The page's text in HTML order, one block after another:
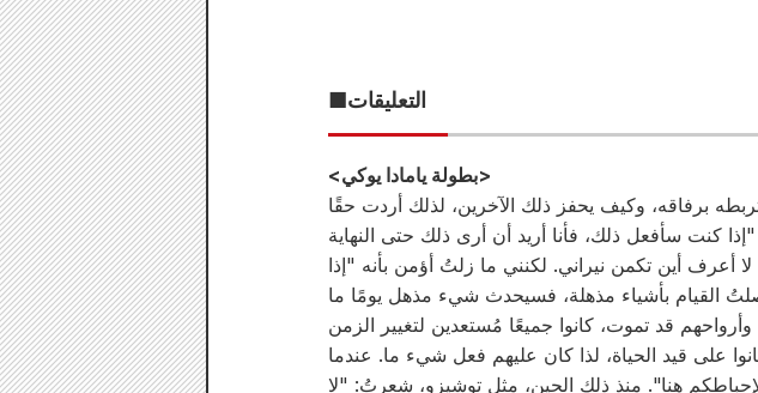
■التعليقات
<بطولة يامادا يوكي>
برفاقه، وكيف يحفز ذلك الآخرين، لذلك أردت حقًا
أين تكمن نيراني. لكنني ما زلتُ أؤمن بأنه "إذا
قد تموت، كانوا جميعًا مُستعدين لتغيير الزمن
على قيد الحياة، لذا كان عليهم فعل شيء ما. عندما
هنا". منذ ذلك الحين، مثل توشيزو، شعرتُ: "لا